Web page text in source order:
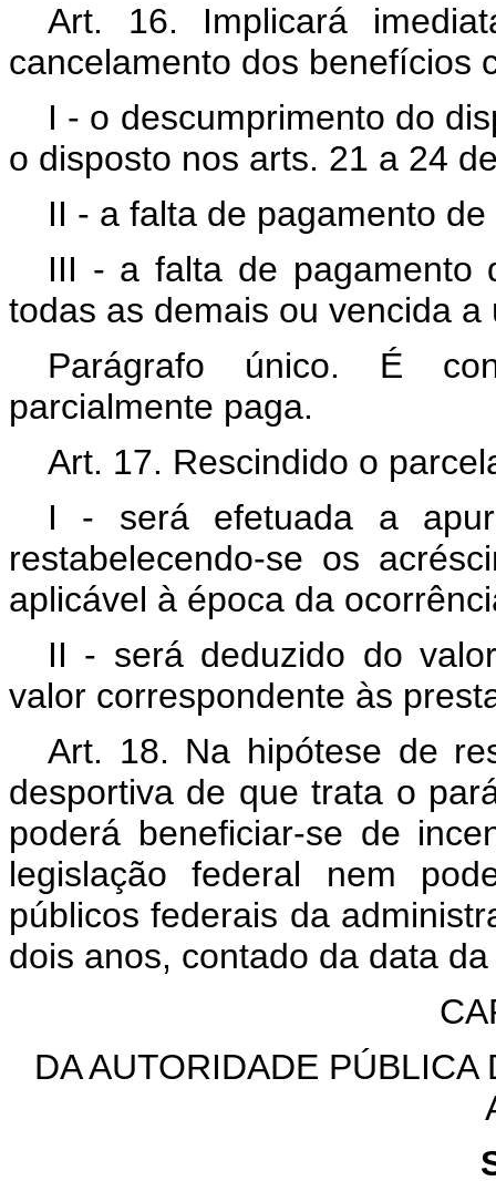
Art. 16. Implicará
cancelamento dos benefícios
I - o descumprimento do
o disposto nos arts. 21 a 24
II - a falta de pagamento
III - a falta de pagamento
todas as demais ou vencida
Parágrafo único. É
parcialmente paga.
Art. 17. Rescindido o
I - será efetuada a
restabelecendo-se os
aplicável à época da
II - será deduzido do
valor correspondente às
Art. 18. Na hipótese de
desportiva de que trata o
poderá beneficiar-se de
legislação federal nem
públicos federais da
dois anos, contado da data
DA AUTORIDADE